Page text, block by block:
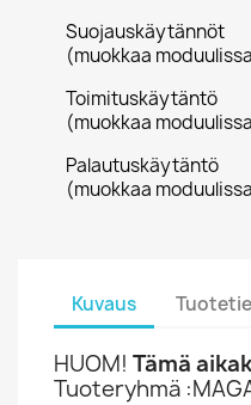
Suojauskäytännöt
(muokkaa
Toimituskäytäntö
(muokkaa
Palautuskäytäntö
(muokkaa
Kuvaus
HUOM! Tämä
Tuoteryhmä